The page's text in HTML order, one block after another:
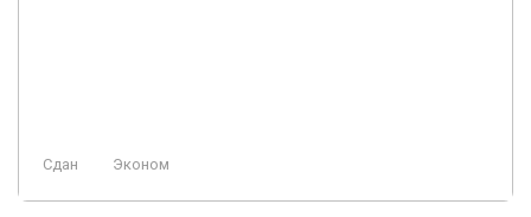
Сдан Эконом